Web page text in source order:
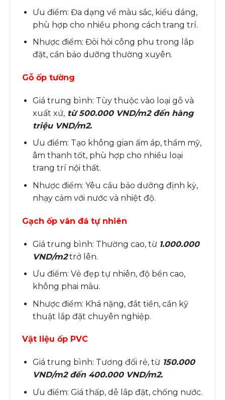
Ưu điểm: Đa dạng về màu sắc, kiểu dáng,
phù hợp cho nhiều phong cách trang trí.
Nhược điểm: Đòi hỏi công phu trong lắp
đặt, cần bảo dưỡng thường xuyên.
Gỗ ốp tường
Giá trung bình: Tùy thuộc vào loại gỗ và
xuất xứ,từ 500.000 VND/m2 đến hàng
triệu VND/m2.
Ưu điểm: Tạo không gian ấm áp, thẩm mỹ,
âm thanh tốt, phù hợp cho nhiều loại
trang trí nội thất.
Nhược điểm: Yêu cầu bảo dưỡng định kỳ,
nhạy cảm với nước và nhiệt độ.
Gạch ốp vân đá tự nhiên
Giá trung bình: Thường cao, từ 1.000.000
VND/m2trở lên.
Ưu điểm: Vẻ đẹp tự nhiên, độ bền cao,
không phai màu.
Nhược điểm: Khá nặng, đắt tiền, cần kỹ
thuật lắp đặt chuyên nghiệp.
Vật liệu ốp PVC
Giá trung bình: Tương đối rẻ, từ150.000
VND/m2 đến 400.000 VND/m2.
Ưu điểm: Giá thấp, dễ lắp đặt, chống nước.